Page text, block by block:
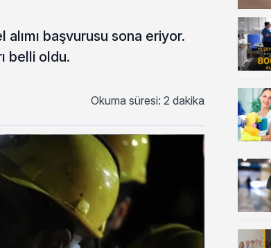
başvurusu sona eriyor.
belli oldu.
Okuma süresi: 2 dakika